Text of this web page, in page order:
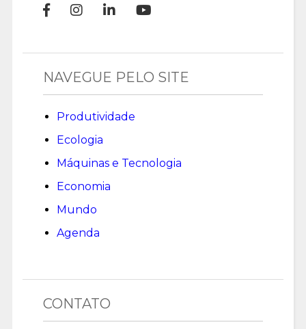
NAVEGUE PELO SITE
Produtividade
Ecologia
Máquinas e Tecnologia
Economia
Mundo
Agenda
CONTATO